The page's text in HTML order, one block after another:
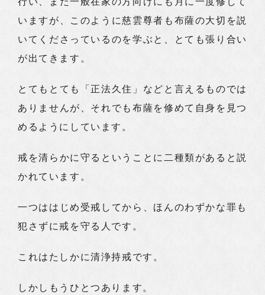
いますが、このように慈雲尊者も布薩の大切を説
いてくださっているのを学ぶと、とても張り合い
が出てきます。
とてもとても「正法久住」などと言えるものでは
ありませんが、それでも布薩を修めて自身を見つ
めるようにしています。
戒を清らかに守るということに二種類があると説
かれています。
一つははじめ受戒してから、ほんのわずかな罪も
犯さずに戒を守る人です。
これはたしかに清浄持戒です。
しかしもうひとつあります。